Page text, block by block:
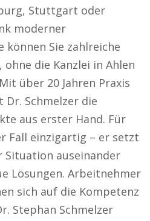
Stuttgart oder
moderner
können Sie zahlreiche
die Kanzlei in Ahlen
über 20 Jahren Praxis
Schmelzer die
aus erster Hand. Für
Fall einzigartig – er setzt
auseinander
Lösungen. Arbeitnehmer
sich auf die Kompetenz
Stephan Schmelzer